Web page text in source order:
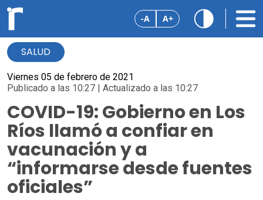
-A A+
SALUD
Viernes 05 de febrero de 2021
Publicado a las 10:27 | Actualizado a las 10:27
COVID-19: Gobierno en Los
Ríos llamó a confiar en
vacunación y a
“informarse desde fuentes
oficiales”